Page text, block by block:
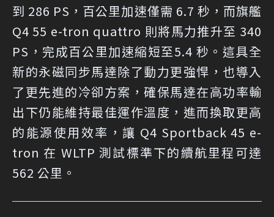
到 286 PS，百公里加速僅需 6.7 秒，而旗艦
Q4 55 e-tron quattro 則將馬力推升至 340
PS，完成百公里加速縮短至5.4 秒。這具全
新的永磁同步馬達除了動力更強悍，也導入
了更先進的冷卻方案，確保馬達在高功率輸
出下仍能維持最佳運作溫度，進而換取更高
的能源使用效率，讓 Q4 Sportback 45 e-
tron 在 WLTP 測試標準下的續航里程可達
562 公里。